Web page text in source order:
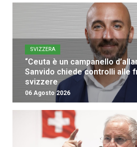
SVIZZERA
“Ceuta è un campanello
Sanvido chiede controlli alle
svizzere
06 Agosto 2026